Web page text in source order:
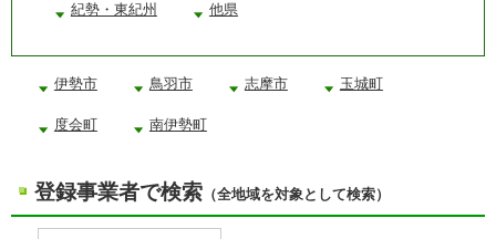
紀勢・東紀州 他県
伊勢市 鳥羽市 志摩市 玉城町
度会町 南伊勢町
登録事業者で検索 （全地域を対象として検索）